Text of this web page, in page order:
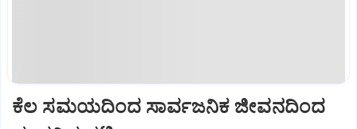
ಕೆಲ ಸಮಯದಿಂದ ಸಾರ್ವಜನಿಕ ಜೀವನದಿಂದ